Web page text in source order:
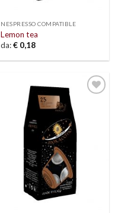
NESPRESSO COMPATIBLE
Lemon tea
da:€ 0,18